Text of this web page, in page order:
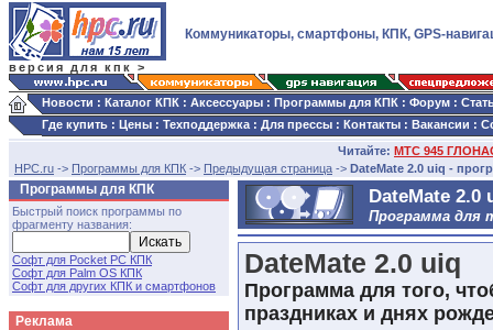
версия для кпк >
Коммуникаторы, смартфоны, КПК, GPS-
Новости : Каталог КПК : Аксессуары : Программы для КПК : Форум :
Где купить : Цены : Техподдержка : Для прессы : Контакты : Вакансии :
Читайте: МТС 945
HPC.ru -> Программы для КПК -> Предыдущая страница -> DateMate 2.0 uiq -
Программы для КПК
Быстрый поиск программы по
фрагменту названия:
Софт для Pocket PC КПК
Софт для Palm OS КПК
Софт для других КПК и смартфонов
Реклама
DateMate 2.0
Программа для
DateMate 2.0 uiq
Программа для того,
праздниках и днях